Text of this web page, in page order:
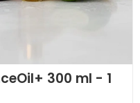
300 ml - 1